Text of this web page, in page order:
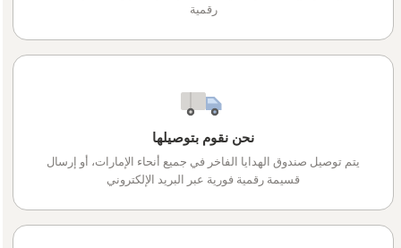
رقمية
نحن نقوم بتوصيلها
يتم توصيل صندوق الهدايا الفاخر في جميع أنحاء الإمارات، أو إرسال
قسيمة رقمية فورية عبر البريد الإلكتروني